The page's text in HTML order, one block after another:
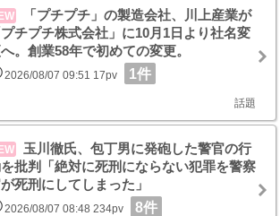
「プチプチ」の製造会社、川上産業が
プチプチ株式会社」に10月1日より社名変
。創業58年で初めての変更。
2026/08/07 09:51 17pv 1件
話題
玉川徹氏、包丁男に発砲した警官の行
批判「絶対に死刑にならない犯罪を警察
死刑にしてしまった」
2026/08/07 08:48 234pv 8件